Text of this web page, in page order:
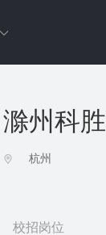
滁州科
杭州
校招岗位